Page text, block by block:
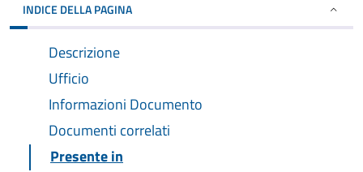
INDICE DELLA PAGINA
Descrizione
Ufficio
Informazioni Documento
Documenti correlati
Presente in